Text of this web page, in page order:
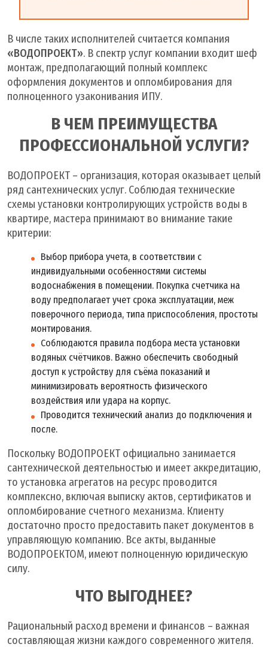
В числе таких исполнителей считается компания
«ВОДОПРОЕКТ». В спектр услуг компании входит шеф
монтаж, предполагающий полный комплекс
оформления документов и опломбирования для
полноценного узаконивания ИПУ.
В ЧЕМ ПРЕИМУЩЕСТВА
ПРОФЕССИОНАЛЬНОЙ УСЛУГИ?
ВОДОПРОЕКТ – организация, которая оказывает целый
ряд сантехнических услуг. Соблюдая технические
схемы установки контролирующих устройств воды в
квартире, мастера принимают во внимание такие
критерии:
Выбор прибора учета, в соответствии с
индивидуальными особенностями системы
водоснабжения в помещении. Покупка счетчика на
воду предполагает учет срока эксплуатации, меж
поверочного периода, типа приспособления, простоты
монтирования.
Соблюдаются правила подбора места установки
водяных счётчиков. Важно обеспечить свободный
доступ к устройству для съёма показаний и
минимизировать вероятность физического
воздействия или удара на корпус.
Проводится технический анализ до подключения и
после.
Поскольку ВОДОПРОЕКТ официально занимается
сантехнической деятельностью и имеет аккредитацию,
то установка агрегатов на ресурс проводится
комплексно, включая выписку актов, сертификатов и
опломбирование счетного механизма. Клиенту
достаточно просто предоставить пакет документов в
управляющую компанию. Все акты, выданные
ВОДОПРОЕКТОМ, имеют полноценную юридическую
силу.
ЧТО ВЫГОДНЕЕ?
Рациональный расход времени и финансов – важная
составляющая жизни каждого современного жителя.